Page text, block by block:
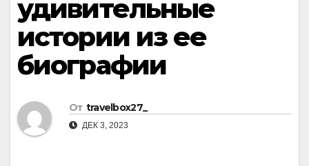
удивительные
истории из ее
биографии
От travelbox27_
ДЕК 3, 2023